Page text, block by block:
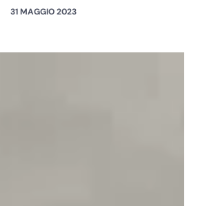
31 MAGGIO 2023